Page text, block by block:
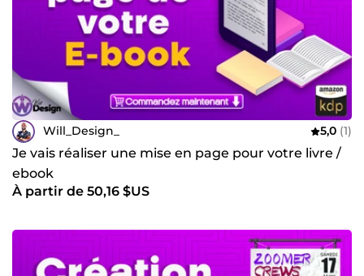
Will_Design_ 5,0 (1)
Je vais réaliser une mise en page pour votre livre /
ebook
À partir de 50,16 $US